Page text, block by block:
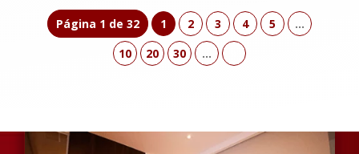
Página 1 de 32 1 2 3 4 5
...
10
20 30 ...